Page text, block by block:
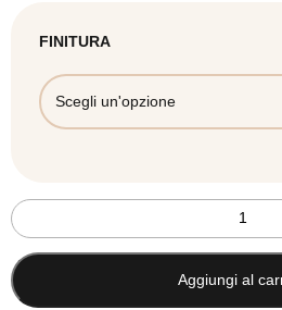
FINITURA
Terminale
Classic
in
ottone
mm.20
Aggiungi al